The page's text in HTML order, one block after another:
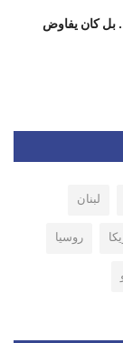
بل كان يفاوض
لبنان
روسيا